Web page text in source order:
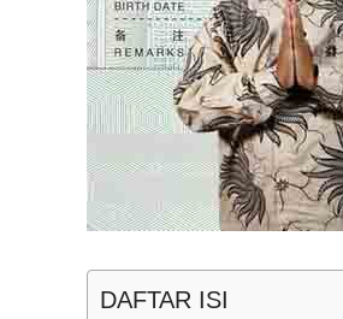
DAFTAR ISI